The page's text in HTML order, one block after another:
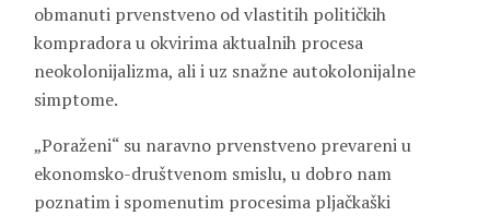
obmanuti prvenstveno od vlastitih političkih
kompradora u okvirima aktualnih procesa
neokolonijalizma, ali i uz snažne autokolonijalne
simptome.
„Poraženi“ su naravno prvenstveno prevareni u
ekonomsko-društvenom smislu, u dobro nam
poznatim i spomenutim procesima pljačkaški